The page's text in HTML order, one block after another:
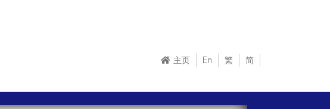
主页 En 繁 简